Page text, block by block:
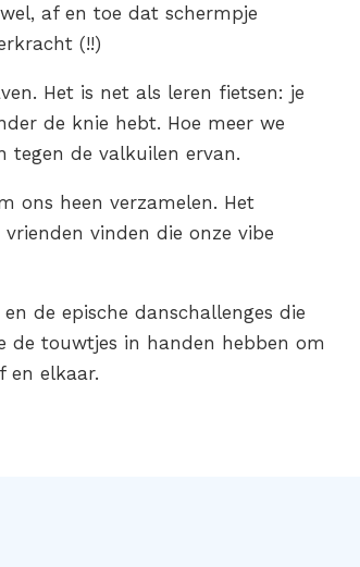
af en toe dat schermpje
(!!)
Het is net als leren fietsen: je
de knie hebt. Hoe meer we
tegen de valkuilen ervan.
ons heen verzamelen. Het
vinden die onze vibe
de epische danschallenges die
de touwtjes in handen hebben om
en elkaar.